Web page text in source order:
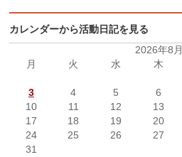
カレンダーから活動日記を見る
2026年8月
月
火 水 木
3
4 5 6
10
11 12 13
17
18 19 20
24
25 26 27
31